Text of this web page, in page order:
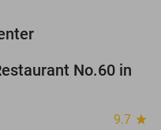
39%
No.60 in
9.7 star